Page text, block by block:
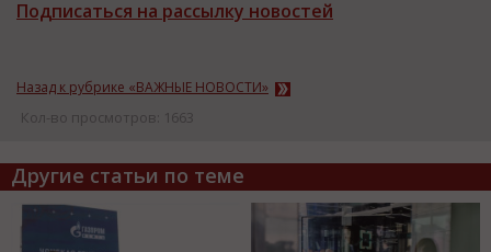
Подписаться на рассылку новостей
Назад к рубрике «ВАЖНЫЕ НОВОСТИ»
Кол-во просмотров: 1663
Другие статьи по теме